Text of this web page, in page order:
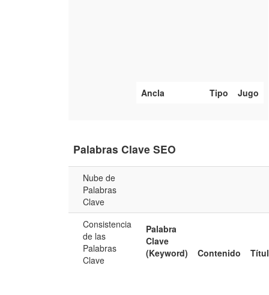
Ancla Tipo Jugo
Palabras Clave SEO
Nube de
Palabras
Clave
Consistencia
de las
Palabras
Clave
Palabra
Clave
(Keyword)
Contenido